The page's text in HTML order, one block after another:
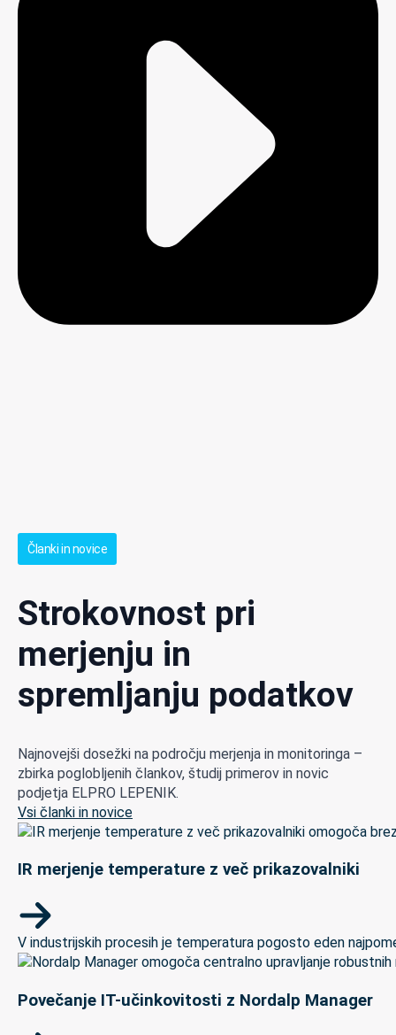
Članki in novice
Strokovnost pri
merjenju in
spremljanju podatkov
Najnovejši dosežki na področju merjenja in monitoringa –
zbirka poglobljenih člankov, študij primerov in novic
podjetja ELPRO LEPENIK.
Vsi članki in novice
IR merjenje temperature z več prikazovalniki
V industrijskih procesih je temperatura pogosto eden
Povečanje IT-učinkovitosti z Nordalp Manager